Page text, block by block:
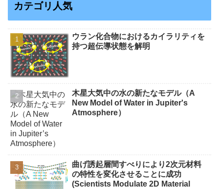
カテゴリ人気
ウラン化合物におけるカイラリティを
持つ超伝導状態を解明
木星大気中の水の新たなモデル（A
New Model of Water in Jupiter's
Atmosphere）
曲げ誘起層間すべりにより2次元材料
の特性を変化させることに成功
(Scientists Modulate 2D Material